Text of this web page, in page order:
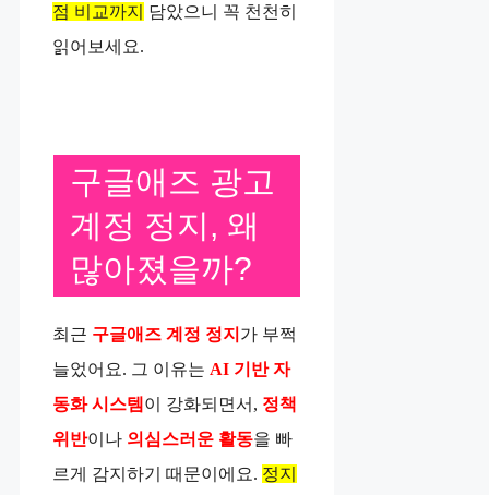
점 비교까지
담았으니 꼭 천천히
읽어보세요.
구글애즈 광고
계정 정지, 왜
많아졌을까?
최근 구글애즈 계정 정지 가 부쩍
늘었어요. 그 이유는 AI 기반 자
동화 시스템 이 강화되면서, 정책
위반이나 의심스러운 활동을 빠
르게 감지하기 때문이에요. 정지